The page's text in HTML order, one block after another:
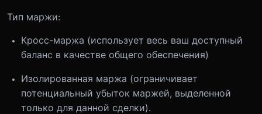
Тип маржи:
Кросс-маржа (использует весь ваш доступный
баланс в качестве общего обеспечения)
Изолированная маржа (ограничивает
потенциальный убыток маржей, выделенной
только для данной сделки).